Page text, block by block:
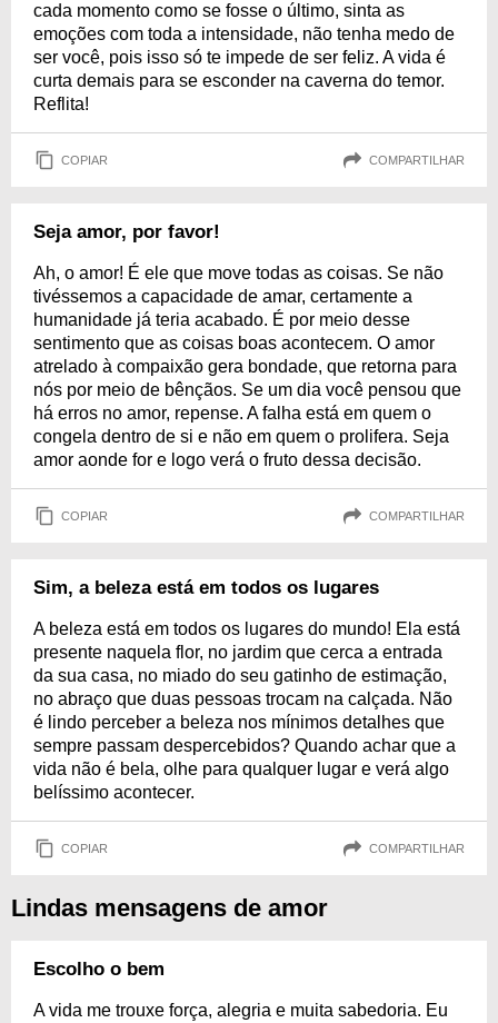
cada momento como se fosse o último, sinta as
emoções com toda a intensidade, não tenha medo de
ser você, pois isso só te impede de ser feliz. A vida é
curta demais para se esconder na caverna do temor.
Reflita!
COPIAR COMPARTILHAR
Seja amor, por favor!
Ah, o amor! É ele que move todas as coisas. Se não
tivéssemos a capacidade de amar, certamente a
humanidade já teria acabado. É por meio desse
sentimento que as coisas boas acontecem. O amor
atrelado à compaixão gera bondade, que retorna para
nós por meio de bênçãos. Se um dia você pensou que
há erros no amor, repense. A falha está em quem o
congela dentro de si e não em quem o prolifera. Seja
amor aonde for e logo verá o fruto dessa decisão.
COPIAR COMPARTILHAR
Sim, a beleza está em todos os lugares
A beleza está em todos os lugares do mundo! Ela está
presente naquela flor, no jardim que cerca a entrada
da sua casa, no miado do seu gatinho de estimação,
no abraço que duas pessoas trocam na calçada. Não
é lindo perceber a beleza nos mínimos detalhes que
sempre passam despercebidos? Quando achar que a
vida não é bela, olhe para qualquer lugar e verá algo
belíssimo acontecer.
COPIAR COMPARTILHAR
Lindas mensagens de amor
Escolho o bem
A vida me trouxe força, alegria e muita sabedoria. Eu